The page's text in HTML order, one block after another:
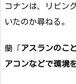
コナンは、リビン
いたのか尋ねる。
蘭「アスランのこ
アコンなどで環境